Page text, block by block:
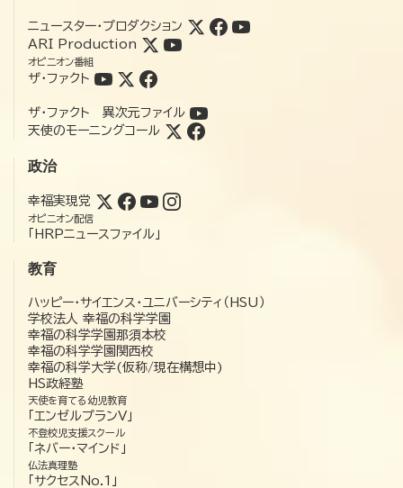
ニュースター・プロダクション
ARI Production
オピニオン番組
ザ・ファクト
ザ・ファクト 異次元ファイル
天使のモーニングコール
政治
幸福実現党
オピニオン配信
「HRPニュースファイル」
教育
ハッピー・サイエンス・ユニバーシティ（HSU）
学校法人 幸福の科学学園
幸福の科学学園那須本校
幸福の科学学園関西校
幸福の科学大学(仮称/現在構想中)
HS政経塾
天使を育てる幼児教育
「エンゼルプランV」
不登校児支援スクール
「ネバー・マインド」
仏法真理塾
「サクセスNo.1」